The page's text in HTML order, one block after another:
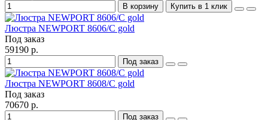
В корзину Купить в 1 клик
Люстра NEWPORT 8606/C gold
Под заказ
59190 р.
Под заказ
Люстра NEWPORT 8608/C gold
Под заказ
70670 р.
Под заказ